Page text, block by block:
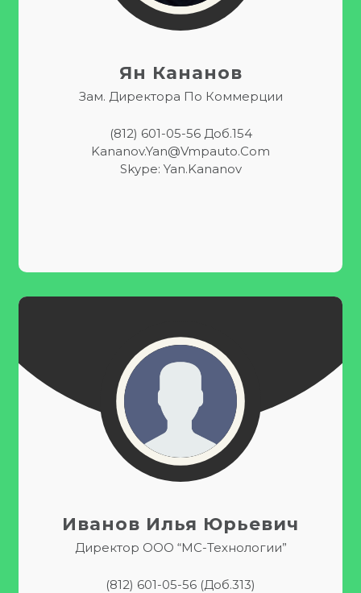
Ян Кананов
Зам. Директора По Коммерции
(812) 601-05-56 Доб.154
Kananov.Yan@vmpauto.com
Skype: Yan.kananov
Иванов Илья Юрьевич
Директор ООО “МС-Технологии”
(812) 601-05-56 (доб.313)